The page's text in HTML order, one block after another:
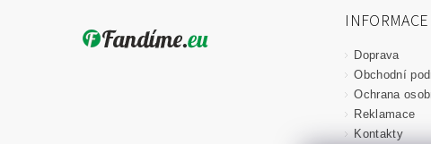
Doprava
Obchodní
Ochrana
Reklamace
Kontakty